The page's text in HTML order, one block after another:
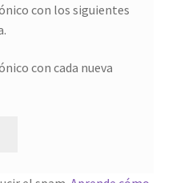
con los siguientes
con cada nueva